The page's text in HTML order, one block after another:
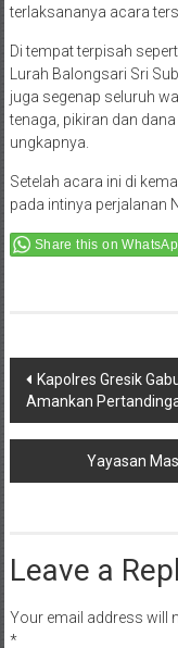
terlaksananya acara
Di tempat terpisah
Lurah Balongsari Sri
juga segenap seluruh
tenaga, pikiran dan
ungkapnya.
Setelah acara ini di
pada intinya perjalanan
Share this on
Post
navigation
Kapolres Gresik
Amankan
Yayasan
Leave a
Your email address will
*